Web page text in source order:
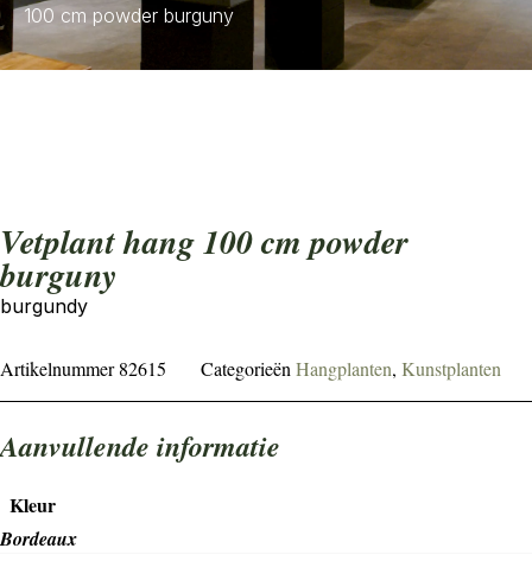
100 cm powder burguny
Vetplant hang 100 cm powder
burguny
burgundy
Artikelnummer82615 Categorieën Hangplanten, Kunstplanten
Aanvullende informatie
Kleur
Bordeaux